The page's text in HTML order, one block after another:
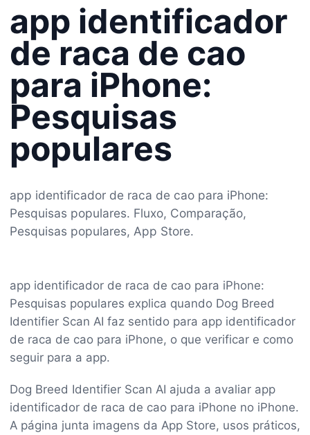
app identificador
de raca de cao
para iPhone:
Pesquisas
populares
app identificador de raca de cao para iPhone:
Pesquisas populares. Fluxo, Comparação,
Pesquisas populares, App Store.
app identificador de raca de cao para iPhone:
Pesquisas populares explica quando Dog Breed
Identifier Scan AI faz sentido para app identificador
de raca de cao para iPhone, o que verificar e como
seguir para a app.
Dog Breed Identifier Scan AI ajuda a avaliar app
identificador de raca de cao para iPhone no iPhone.
A página junta imagens da App Store, usos práticos,